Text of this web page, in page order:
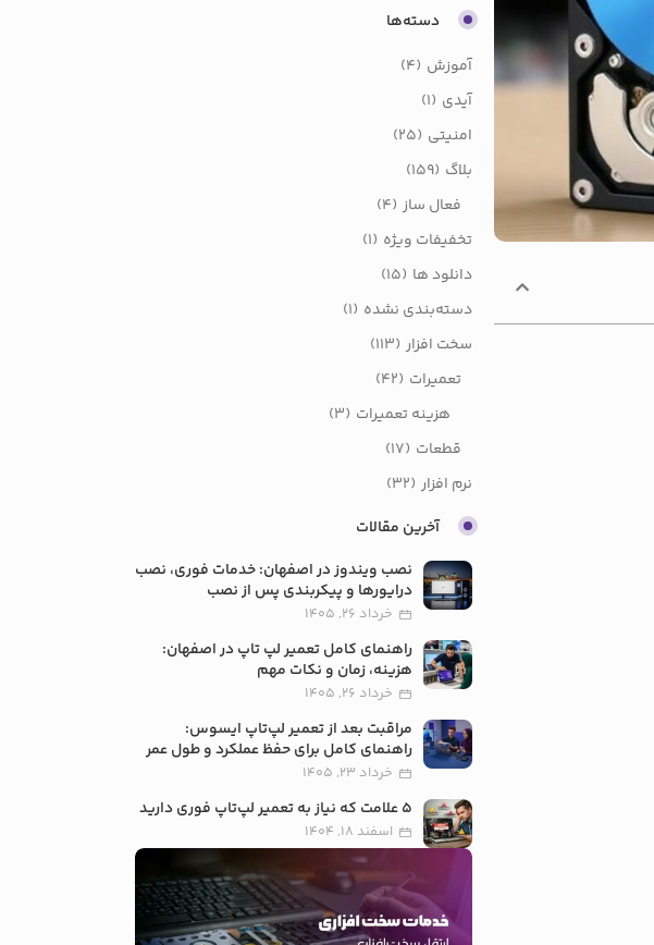
دسته‌ها
آموزش (4)
آیدی (1)
امنیتی (25)
بلاگ (159)
فعال ساز (4)
تخفیفات ویژه (1)
دانلود ها (15)
دسته‌بندی نشده (1)
سخت افزار (113)
تعمیرات (42)
هزینه تعمیرات (3)
قطعات (17)
نرم افزار (32)
آخرین مقالات
نصب ویندوز در اصفهان: خدمات فوری، نصب
درایورها و پیکربندی پس از نصب
خرداد 26, 1405
راهنمای کامل تعمیر لپ تاپ در اصفهان:
هزینه، زمان و نکات مهم
خرداد 26, 1405
مراقبت بعد از تعمیر لپ‌تاپ ایسوس:
راهنمای کامل برای حفظ عملکرد و طول عمر
خرداد 23, 1405
5 علامت که نیاز به تعمیر لپ‌تاپ فوری دارید
اسفند 18, 1404